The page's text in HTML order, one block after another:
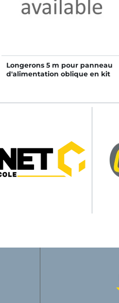
Longerons 5 m pour panneau
d'alimentation oblique en kit